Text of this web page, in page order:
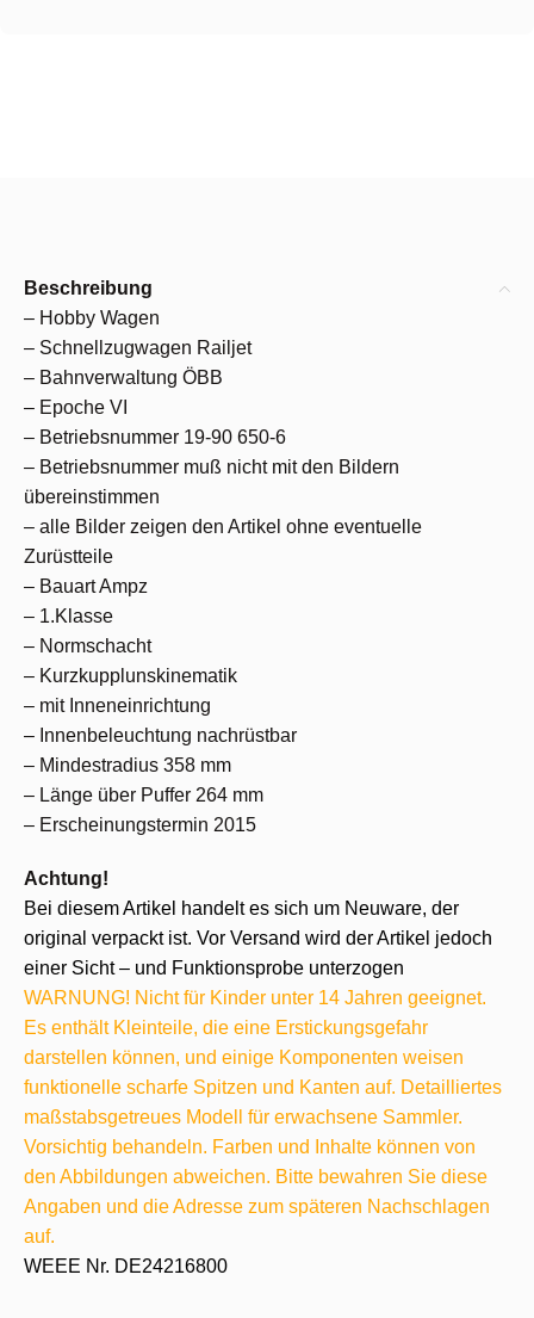
Beschreibung
– Hobby Wagen
– Schnellzugwagen Railjet
– Bahnverwaltung ÖBB
– Epoche VI
– Betriebsnummer 19-90 650-6
– Betriebsnummer muß nicht mit den Bildern
übereinstimmen
– alle Bilder zeigen den Artikel ohne eventuelle
Zurüstteile
– Bauart Ampz
– 1.Klasse
– Normschacht
– Kurzkupplunskinematik
– mit Inneneinrichtung
– Innenbeleuchtung nachrüstbar
– Mindestradius 358 mm
– Länge über Puffer 264 mm
– Erscheinungstermin 2015
Achtung!
Bei diesem Artikel handelt es sich um Neuware, der
original verpackt ist. Vor Versand wird der Artikel jedoch
einer Sicht – und Funktionsprobe unterzogen
WARNUNG! Nicht für Kinder unter 14 Jahren geeignet.
Es enthält Kleinteile, die eine Erstickungsgefahr
darstellen können, und einige Komponenten weisen
funktionelle scharfe Spitzen und Kanten auf. Detailliertes
maßstabsgetreues Modell für erwachsene Sammler.
Vorsichtig behandeln. Farben und Inhalte können von
den Abbildungen abweichen. Bitte bewahren Sie diese
Angaben und die Adresse zum späteren Nachschlagen
auf.
WEEE Nr. DE24216800